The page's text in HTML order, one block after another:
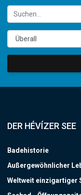
DER HÉVÍZER SEE
Badehistorie
Außergewöhnlicher
Weltweit einzigartiger